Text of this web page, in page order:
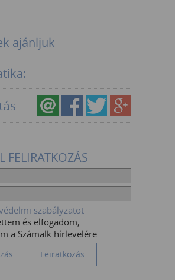
ajánljuk
FELIRATKOZÁS
szabályzatot
és elfogadom,
a Számalk hírlevelére.